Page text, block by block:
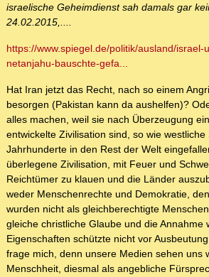
israelische Geheimdienst sah damals gar
24.02.2015,....
https://www.spiegel.de/politik/ausland/israel-
netanjahu-bauschte-gefa...
Hat Iran jetzt das Recht, nach so einem
besorgen (Pakistan kann da aushelfen)?
alles machen, weil sie nach Überzeugung
entwickelte Zivilisation sind, so wie
Jahrhunderte in den Rest der Welt
überlegene Zivilisation, mit Feuer und
Reichtümer zu klauen und die Länder
weder Menschenrechte und Demokratie,
wurden nicht als gleichberechtigte
gleiche christliche Glaube und die Annahme
Eigenschaften schützte nicht vor
frage mich, denn unsere Medien sehen uns
Menschheit, diesmal als angebliche